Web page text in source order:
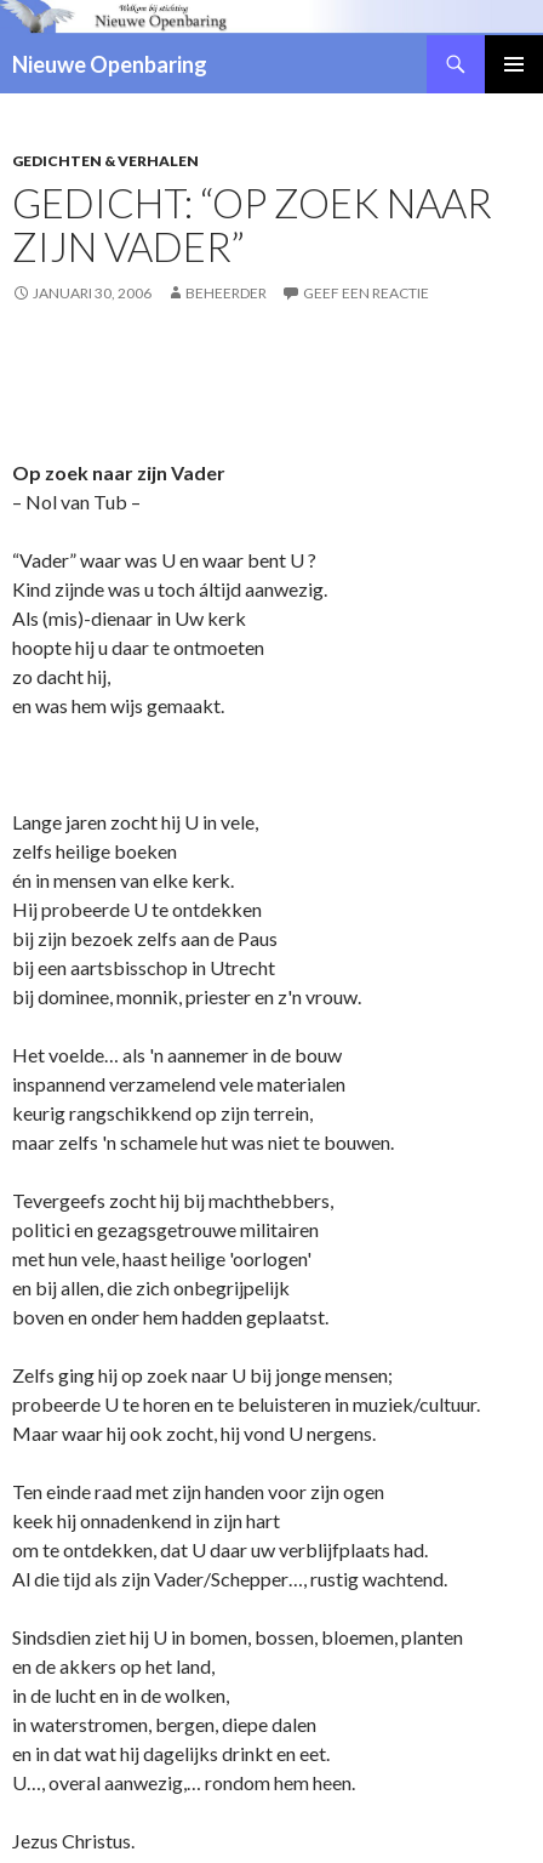
Nieuwe Openbaring
SPRINGEN
GEDICHTEN & VERHALEN
GEDICHT: “OP ZOEK NAAR
ZIJN VADER”
JANUARI 30, 2006 BEHEERDER GEEF EEN REACTIE
Op zoek naar zijn Vader
– Nol van Tub –
“Vader” waar was U en waar bent U ?
Kind zijnde was u toch áltijd aanwezig.
Als (mis)-dienaar in Uw kerk
hoopte hij u daar te o­ntmoeten
zo dacht hij,
en was hem wijs gemaakt.
Lange jaren zocht hij U in vele,
zelfs heilige boeken
én in mensen van elke kerk.
Hij probeerde U te o­ntdekken
bij zijn bezoek zelfs aan de Paus
bij een aartsbisschop in Utrecht
bij dominee, monnik, priester en z'n vrouw.
Het voelde… als 'n aannemer in de bouw
inspannend verzamelend vele materialen
keurig rangschikkend op zijn terrein,
maar zelfs 'n schamele hut was niet te bouwen.
Tevergeefs zocht hij bij machthebbers,
politici en gezagsgetrouwe militairen
met hun vele, haast heilige 'oorlogen'
en bij allen, die zich o­nbegrijpelijk
boven en o­nder hem hadden geplaatst.
Zelfs ging hij op zoek naar U bij jonge mensen;
probeerde U te horen en te beluisteren in muziek/cultuur.
Maar waar hij ook zocht, hij vond U nergens.
Ten einde raad met zijn handen voor zijn ogen
keek hij o­nnadenkend in zijn hart
om te o­ntdekken, dat U daar uw verblijfplaats had.
Al die tijd als zijn Vader/Schepper…, rustig wachtend.
Sindsdien ziet hij U in bomen, bossen, bloemen, planten
en de akkers op het land,
in de lucht en in de wolken,
in waterstromen, bergen, diepe dalen
en in dat wat hij dagelijks drinkt en eet.
U…, overal aanwezig,… rondom hem heen.
Jezus Christus.